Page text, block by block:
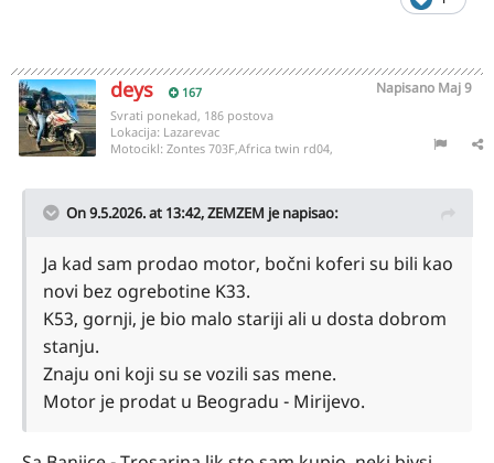
deys 167 Napisano Maj 9
Svrati ponekad, 186 postova
Lokacija: Lazarevac
Motocikl: Zontes 703F,Africa twin rd04,
On 9.5.2026. at 13:42,ZEMZEM je napisao:
Ja kad sam prodao motor, bočni koferi su bili kao
novi bez ogrebotine K33.
K53, gornji, je bio malo stariji ali u dosta dobrom
stanju.
Znaju oni koji su se vozili sas mene.
Motor je prodat u Beogradu - Mirijevo.